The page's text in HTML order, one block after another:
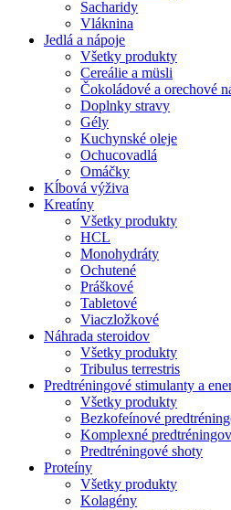
Sacharidy
Vláknina
Jedlá a nápoje
Všetky produkty
Cereálie a müsli
Čokoládové a orechové
Doplnky stravy
Gély
Kuchynské oleje
Ochucovadlá
Omáčky
Kĺbová výživa
Kreatíny
Všetky produkty
HCL
Monohydráty
Ochutené
Práškové
Tabletové
Viaczložkové
Náhrada steroidov
Všetky produkty
Tribulus terrestris
Predtréningové stimulanty a
Všetky produkty
Bezkofeínové
Komplexné
Predtréningové shoty
Proteíny
Všetky produkty
Kolagény